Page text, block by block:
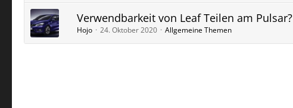
Verwendbarkeit von Leaf Teilen am Pulsar?
Hojo 24. Oktober 2020 Allgemeine Themen